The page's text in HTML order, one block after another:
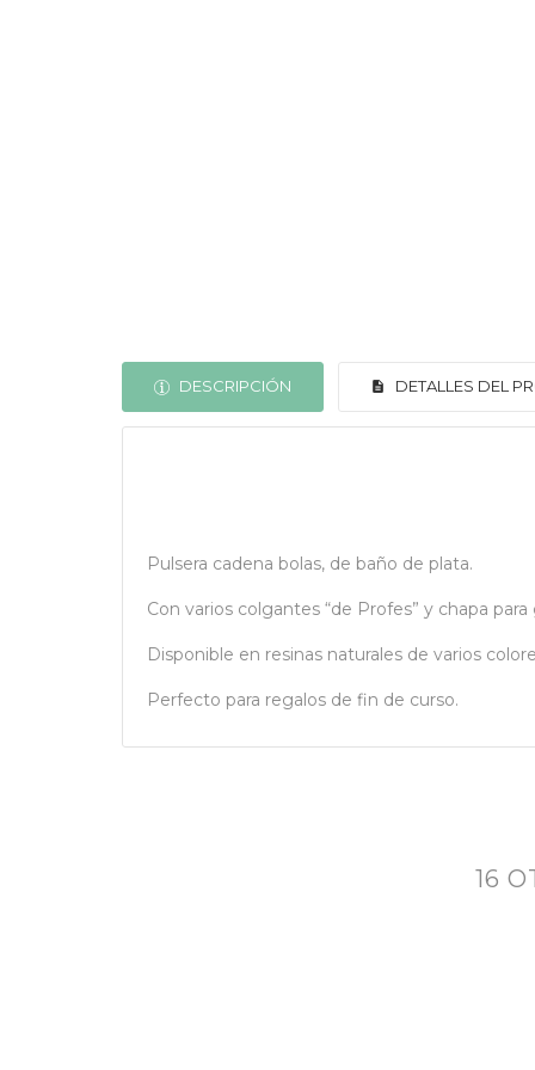
DESCRIPCIÓN DETALLES DEL
Pulsera cadena bolas, de baño de plata.
Con varios colgantes “de Profes” y chapa
Disponible en resinas naturales de varios
Perfecto para regalos de fin de curso.
16